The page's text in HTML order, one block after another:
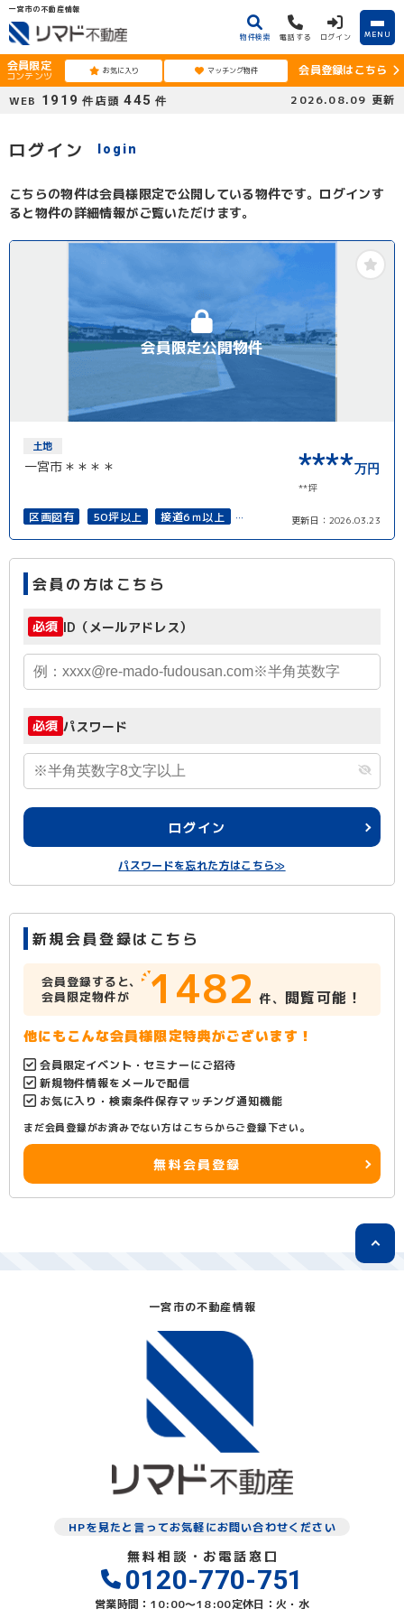
一宮市の不動産情報
物件検索 電話する ログイン MENU
会員限定
コンテンツ お気に入り マッチング物件
会員登録はこちら
WEB 1919 件 店頭 445 件 2026.08.09 更新
ログイン login
こちらの物件は会員様限定で公開している物件です。ログインす
ると物件の詳細情報がご覧いただけます。
会員限定公開物件
土地
一宮市＊＊＊＊ ****万円
**坪
区画図有 50坪以上
接道6ｍ以上
更新日： 2026.03.23
会員の方はこちら
必須 ID（メールアドレス）
必須 パスワード
ログイン
パスワードを忘れた方はこちら≫
新規会員登録はこちら
会員登録すると、
会員限定物件が
1482 件、 閲覧可能！
他にもこんな会員様限定特典がございます！
会員限定イベント・セミナーにご招待
新規物件情報をメールで配信
お気に入り・検索条件保存マッチング通知機能
まだ会員登録がお済みでない方はこちらからご登録下さい。
無料会員登録
一宮市の不動産情報
HPを見たと言ってお気軽にお問い合わせください
無料相談・お電話窓口
0120-770-751
営業時間：10:00〜18:00定休日：火・水